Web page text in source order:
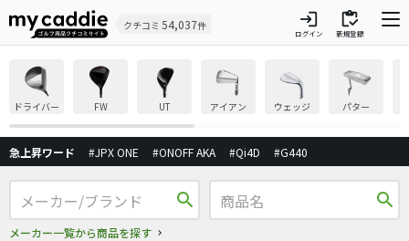
クチコミ 54,037件 login
ログイン
inventory
新規登録
ドライバー FW UT アイアン ウェッジ パター
急上昇ワード #JPX ONE #ONOFF AKA #Qi4D #G440
search
メーカー一覧から商品を探す
search